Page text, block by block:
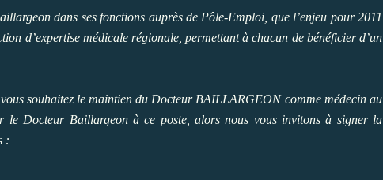
dans ses fonctions auprès de Pôle-Emploi, que l’enjeu pour 2011
d’expertise médicale régionale, permettant à chacun de bénéficier d’un
souhaitez le maintien du Docteur BAILLARGEON comme médecin au
le Docteur Baillargeon à ce poste, alors nous vous invitons à signer la
: